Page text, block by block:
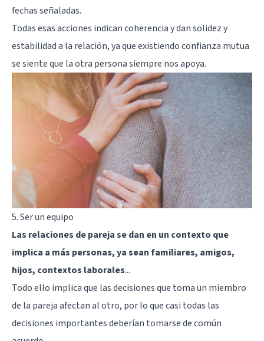
fechas señaladas.
Todas esas acciones indican coherencia y dan solidez y
estabilidad a la relación, ya que existiendo confianza mutua
se siente que la otra persona siempre nos apoya.
5. Ser un equipo
Las relaciones de pareja se dan en un contexto que
implica a más personas, ya sean familiares, amigos,
hijos, contextos laborales...
Todo ello implica que las decisiones que toma un miembro
de la pareja afectan al otro, por lo que casi todas las
decisiones importantes deberían tomarse de común